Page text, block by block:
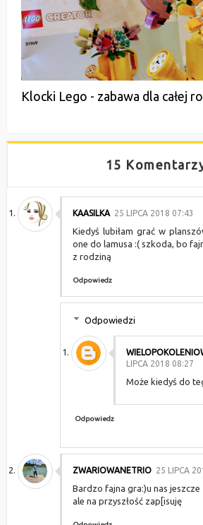
Klocki Lego - zabawa dla całej
15
KAASILKA 25 LIPCA 2018 07:43
Kiedyś lubiłam grać w
one do lamusa :( szkoda, bo
z rodziną
Odpowiedz
Odpowiedzi
LIPCA 2018 08:27
Może kiedyś do
Odpowiedz
ZWARIOWANETRIO 25 LIPCA
Bardzo fajna gra:)u nas jeszcze
ale na przyszłość zap[isuję